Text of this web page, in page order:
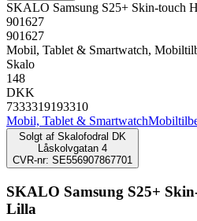
SKALO Samsung S25+ Skin-touch
901627
901627
Mobil, Tablet & Smartwatch,
Skalo
148
DKK
7333319193310
Mobil, Tablet & Smartwatch
Solgt af Skalofodral DK
Låskolvgatan 4
CVR-nr: SE556907867701
SKALO Samsung S25+
Lilla